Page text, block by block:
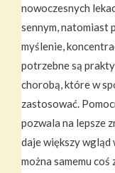
nowoczesnych
sennym, natomiast
myślenie,
potrzebne są
chorobą, które w
zastosować.
pozwala na lepsze
daje większy wgląd
można samemu